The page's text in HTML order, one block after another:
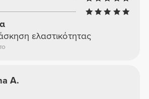
ελαστικότητας
A.